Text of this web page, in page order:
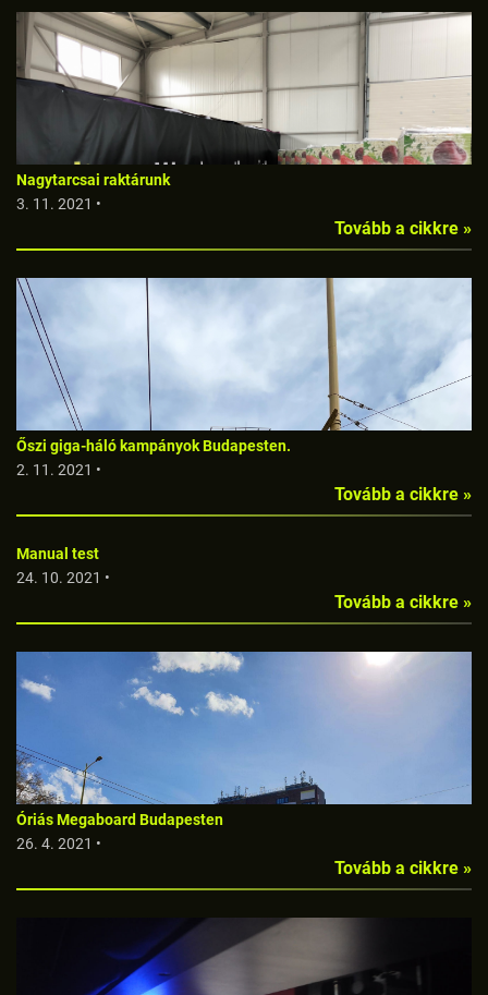
Nagytarcsai raktárunk
3. 11. 2021 •
Tovább a cikkre »
Őszi giga-háló kampányok Budapesten.
2. 11. 2021 •
Tovább a cikkre »
Manual test
24. 10. 2021 •
Tovább a cikkre »
Óriás Megaboard Budapesten
26. 4. 2021 •
Tovább a cikkre »